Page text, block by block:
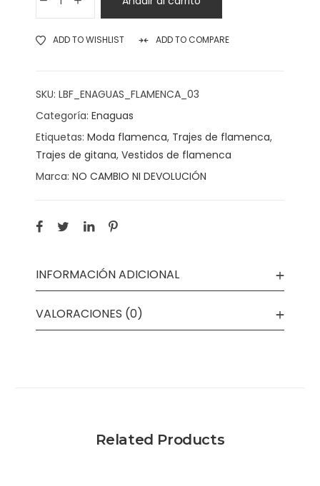
ADD TO WISHLIST ADD TO COMPARE
SKU: LBF_ENAGUAS_FLAMENCA_03
Categoría: Enaguas
Etiquetas: Moda flamenca, Trajes de flamenca,
Trajes de gitana, Vestidos de flamenca
Marca: NO CAMBIO NI DEVOLUCIÓN
INFORMACIÓN ADICIONAL
VALORACIONES (0)
Related Products